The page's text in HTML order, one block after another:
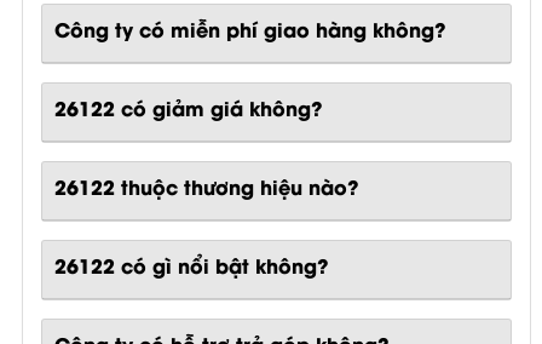
Công ty có miễn phí giao hàng không?
26122 có giảm giá không?
26122 thuộc thương hiệu nào?
26122có gì nổi bật không?